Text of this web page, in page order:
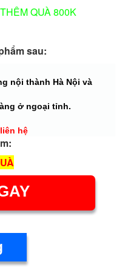
QUÀ 800K
sau:
nội thành Hà Nội và
ở ngoại tỉnh.
hệ